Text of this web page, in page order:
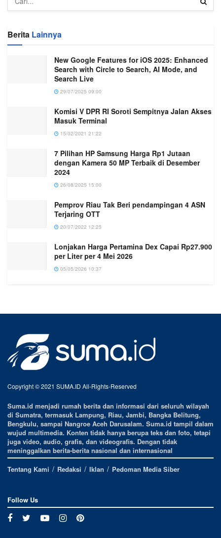
Berita Lainnya
New Google Features for iOS 2025: Enhanced
Search with Circle to Search, AI Mode, and
Search Live
29/07/2025 09:00
Komisi V DPR RI Soroti Sempitnya Jalan Akses
Masuk Terminal
15/02/2021 21:22
7 Pilihan HP Samsung Harga Rp1 Jutaan
dengan Kamera 50 MP Terbaik di Desember
2024
26/08/2025 15:00
Pemprov Riau Tak Beri pendampingan 4 ASN
Terjaring OTT
20/07/2022 12:25
Lonjakan Harga Pertamina Dex Capai Rp27.900
per Liter per 4 Mei 2026
05/05/2026 10:37
Copyright © 2021 SUMA.ID All-Rights-Reserved
Suma.id menjadi rumah berita dan informasi dari seluruh wilayah
di Sumatra, termasuk Lampung, Riau, Jambi, Bangka Belitung,
Bengkulu, sampai Nangroe Aceh Darusalam. Suma.id tampil dalam
wujud multimedia. Konten tidak hanya berupa teks dan foto, tetapi
juga video, audio, grafis, dan videografis. Dengan tidak
meninggalkan berita-berita nasional dan internasional
Tentang Kami
Redaksi Iklan Pedoman Media Siber
Follow Us